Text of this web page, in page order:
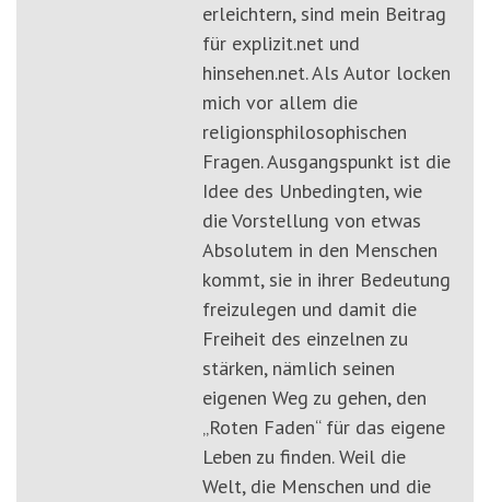
erleichtern, sind mein Beitrag
für explizit.net und
hinsehen.net. Als Autor locken
mich vor allem die
religionsphilosophischen
Fragen. Ausgangspunkt ist die
Idee des Unbedingten, wie
die Vorstellung von etwas
Absolutem in den Menschen
kommt, sie in ihrer Bedeutung
freizulegen und damit die
Freiheit des einzelnen zu
stärken, nämlich seinen
eigenen Weg zu gehen, den
„Roten Faden“ für das eigene
Leben zu finden. Weil die
Welt, die Menschen und die